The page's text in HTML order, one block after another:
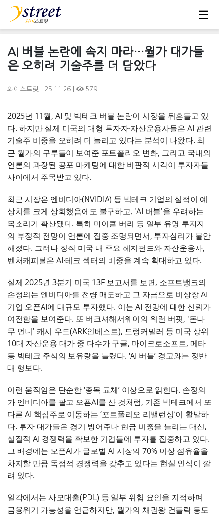
☰
AI 버블 논란에 속지 마라…월가 대가들
은 오히려 기술주를 더 담았다
와이스트릿 | 25.11.26 | 579
2025년 11월, AI 및 빅테크 버블 논란이 시장을 뒤흔들고 있
다. 하지만 실제 미국의 대형 투자자·자산운용사들은 AI 관련
기술주 비중을 오히려 더 늘리고 있다는 분석이 나왔다. 최
근 월가의 구루들이 보여준 포트폴리오 변화, 그리고 국내외
언론의 과장된 공포 마케팅에 대한 비판적 시각이 투자자들
사이에서 주목받고 있다.
최근 시장은 엔비디아(NVIDIA) 등 빅테크 기업의 실적이 예
상치를 크게 상회했음에도 불구하고, 'AI 버블'을 우려하는
목소리가 확산됐다. 특히 마이클 버리 등 일부 유명 투자자
의 부정적 전망이 언론에 집중 조명되면서, 투자심리가 불안
해졌다. 그러나 정작 미국 내 주요 헤지펀드와 자산운용사,
벤처캐피털은 AI·테크 섹터의 비중을 계속 확대하고 있다.
실제 2025년 3분기 미국 13F 보고서를 보면, 소프트뱅크의
손정의는 엔비디아를 전량 매도하고 그 자금으로 비상장 AI
기업 오픈AI에 대규모 투자했다. 이는 AI 전망에 대한 신뢰가
여전함을 보여준다. 또 버크셔해서웨이의 워런 버핏, '돈나
무 언니' 캐시 우드(ARK인베스트), 드렁커밀러 등 미국 상위
10대 자산운용 대가 중 다수가 구글, 마이크로소프트, 메타
등 빅테크 주식의 보유량을 늘렸다. ‘AI 버블’ 경고와는 정반
대 행보다.
이런 움직임은 단순한 ‘종목 교체’ 이상으로 읽힌다. 손정의
가 엔비디아를 팔고 오픈AI를 산 것처럼, 기존 빅테크에서 또
다른 AI 핵심주로 이동하는 ‘포트폴리오 리밸런싱’이 활발하
다. 투자 대가들은 경기 방어주나 현금 비중을 늘리는 대신,
실질적 AI 경쟁력을 확보한 기업들에 투자를 집중하고 있다.
그 배경에는 오픈AI가 글로벌 AI 시장의 70% 이상 점유율을
차지할 만큼 독점적 경쟁력을 갖추고 있다는 현실 인식이 깔
려 있다.
일각에서는 사모대출(PDL) 등 일부 위험 요인을 지적하며
금융위기 가능성을 언급하지만, 월가의 채권왕 건들락 등도